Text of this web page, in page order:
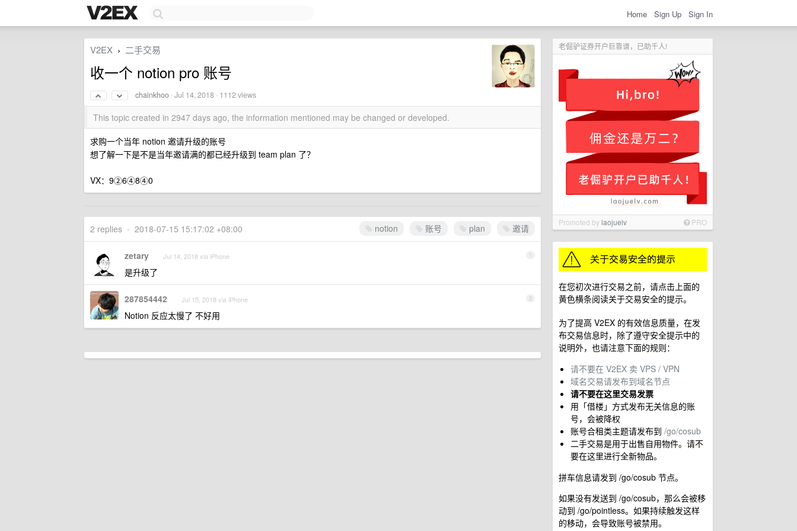
Home Sign Up Sign In
老倔驴证券开户巨靠谱，已助千人!
Promoted bylaojuelv PRO
在您初次进行交易之前，请点击上面的
黄色横条阅读关于交易安全的提示。
为了提高 V2EX 的有效信息质量，在发
布交易信息时，除了遵守安全提示中的
说明外，也请注意下面的规则：
请不要在 V2EX 卖 VPS / VPN
域名交易请发布到域名节点
请不要在这里交易发票
用「借楼」方式发布无关信息的账
号，会被降权
账号合租类主题请发布到 /go/cosub
二手交易是用于出售自用物件。请不
要在这里进行全新物品。
拼车信息请发到 /go/cosub 节点。
如果没有发送到 /go/cosub，那么会被移
动到 /go/pointless。如果持续触发这样
的移动，会导致账号被禁用。
V2EX › 二手交易
收一个 notion pro 账号
chainkhoo ·Jul 14, 2018 · 1112 views
This topic created in 2947 days ago, the information mentioned may be changed or developed.
求购一个当年 notion 邀请升级的账号
想了解一下是不是当年邀请满的都已经升级到 team plan 了？
VX：9②6④8④0
notion 账号 plan 邀请
2 replies • 2018-07-15 15:17:02 +08:00
1
zetary Jul 14, 2018 via iPhone
是升级了
2
287854442 Jul 15, 2018 via iPhone
Notion 反应太慢了 不好用